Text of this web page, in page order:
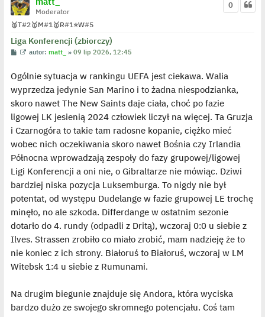
Moderator
🥈T#2🥇M#1🥇R#1⭐W#5
Liga Konferencji (zbiorczy)
0
P
t
W
w
e
l
o
j
e
d
n
c
z
y
p
o
t
autor:matt_ »09 lip 2026, 12:45
Ogólnie sytuacja w rankingu UEFA jest ciekawa. Walia
wyprzedza jedynie San Marino i to żadna niespodzianka,
skoro nawet The New Saints daje ciała, choć po fazie
ligowej LK jesienią 2024 człowiek liczył na więcej. Ta Gruzja
i Czarnogóra to takie tam radosne kopanie, ciężko mieć
wobec nich oczekiwania skoro nawet Bośnia czy Irlandia
Północna wprowadzają zespoły do fazy grupowej/ligowej
Ligi Konferencji a oni nie, o Gibraltarze nie mówiąc. Dziwi
bardziej niska pozycja Luksemburga. To nigdy nie był
potentat, od występu Dudelange w fazie grupowej LE trochę
minęło, no ale szkoda. Differdange w ostatnim sezonie
dotarło do 4. rundy (odpadli z Dritą), wczoraj 0:0 u siebie z
Ilves. Strassen zrobiło co miało zrobić, mam nadzieję że to
nie koniec z ich strony. Białoruś to Białoruś, wczoraj w LM
Witebsk 1:4 u siebie z Rumunami.
Na drugim biegunie znajduje się Andora, która wyciska
bardzo dużo ze swojego skromnego potencjału. Coś tam